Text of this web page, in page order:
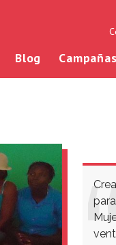
Blog Campañas